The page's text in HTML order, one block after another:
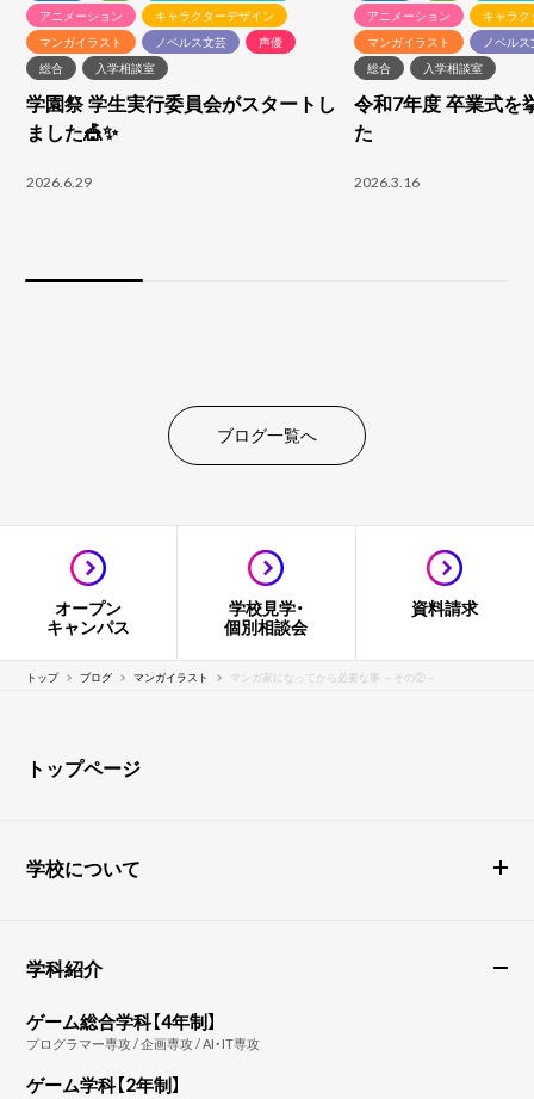
アニメーション
キャラクターデザイン
マンガイラスト
ノベルス文芸
声優
総合
入学相談室
学園祭 学生実行委員会がスタートし
ました🎪✨
2026.6.29
アニメーション
キャラ
マンガイラスト
ノベル
総合
入学相談室
令和7年度 卒業式を
た
2026.3.16
ブログ一覧へ
オープン
キャンパス
学校見学・
個別相談会
資料請求
トップ ブログ マンガイラスト マンガ家になってから必要な事 ～その②～
トップページ
学校について
学科紹介
ゲーム総合学科【4年制】
プログラマー専攻 / 企画専攻 / AI・IT専攻
ゲーム学科【2年制】